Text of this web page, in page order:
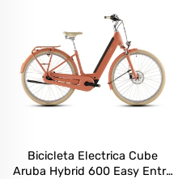
Bicicleta Electrica Cube
Aruba Hybrid 600 Easy Entry